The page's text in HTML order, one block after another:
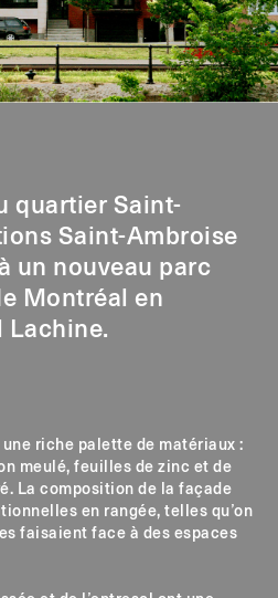
quartier Saint-
Saint-Ambroise
un nouveau parc
Montréal en
Lachine.
riche palette de matériaux :
meulé, feuilles de zinc et de
La composition de la façade
en rangée, telles qu’on
faisaient face à des espaces